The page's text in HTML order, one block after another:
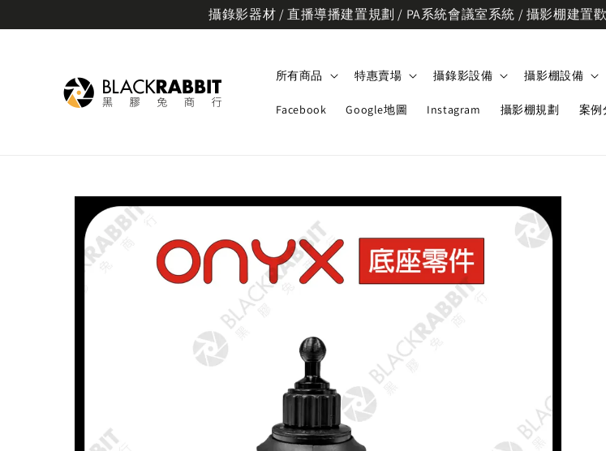
攝錄影器材 / 直播導播建置規劃 / PA系統會議室系統 / 攝影棚建置
所有商品 特惠賣場 攝錄影設備 攝影棚設備
Facebook Google地圖 Instagram 攝影棚規劃 案例